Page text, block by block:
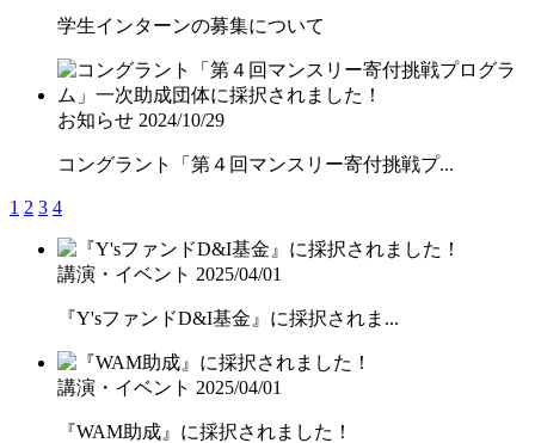
学生インターンの募集について
お知らせ 2024/10/29
コングラント「第４回マンスリー寄付挑戦プ...
1 2 3 4
講演・イベント 2025/04/01
『Y'sファンドD&I基金』に採択されま...
講演・イベント 2025/04/01
『WAM助成』に採択されました！